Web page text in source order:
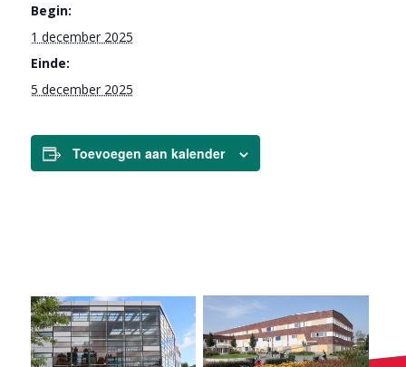
Begin:
1 december 2025
Einde:
5 december 2025
Toevoegen aan kalender